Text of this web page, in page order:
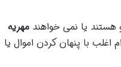
هستند یا نمی خواهندمهریه
با پنهان کردن اموال یا